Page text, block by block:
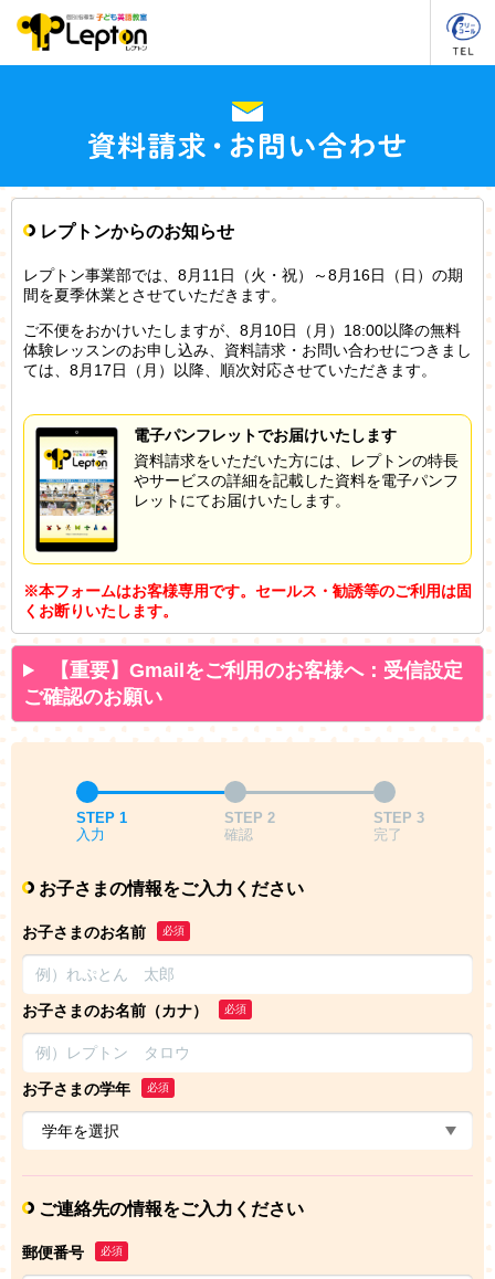
レプトンからのお知らせ
レプトン事業部では、8月11日（火・祝）～8月16日（日）の期
間を夏季休業とさせていただきます。
ご不便をおかけいたしますが、8月10日（月）18:00以降の無料
体験レッスンのお申し込み、資料請求・お問い合わせにつきまし
ては、8月17日（月）以降、順次対応させていただきます。
電子パンフレットでお届けいたします
資料請求をいただいた方には、レプトンの特長
やサービスの詳細を記載した資料を電子パンフ
レットにてお届けいたします。
※本フォームはお客様専用です。セールス・勧誘等のご利用は固
くお断りいたします。
【重要】Gmailをご利用のお客様へ：受信設定
ご確認のお願い
STEP 1
入力
STEP 2
確認
STEP 3
完了
お子さまの情報をご入力ください
お子さまのお名前 必須
お子さまのお名前（カナ） 必須
お子さまの学年 必須
ご連絡先の情報をご入力ください
郵便番号 必須